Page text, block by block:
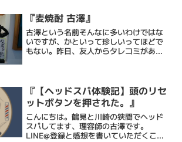
腸のガン検診でした。結果は2ヶ月後くら
いと言われていたのです...
『麦焼酎 古澤』
古澤という名前そんなに多いわけではな
いですが、かといって珍しいってほどで
もない。昨日、友人からタレコミがあり
「麦焼酎 古澤」...
『【ヘッドスパ体験記】頭のリセ
ットボタンを押された。』
こんにちは。鶴見と川崎の狭間でヘッド
スパしてます、理容師の古澤です。
LINE@登録と感想を書いていただくこと